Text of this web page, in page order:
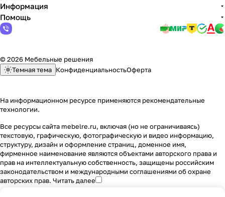
Информация
Помощь
© 2026 Мебельные решения
Темная тема КонфиденциальностьОферта
На информационном ресурсе применяются рекомендательные
технологии.
Все ресурсы сайта mebelre.ru, включая (но не ограничиваясь)
текстовую, графическую, фотографическую и видео информацию,
структуру, дизайн и оформление страниц, доменное имя,
фирменное наименование являются объектами авторского права и
прав на интеллектуальную собственность, защищены российским
законодательством и международными соглашениями об охране
авторских прав. Читать далее